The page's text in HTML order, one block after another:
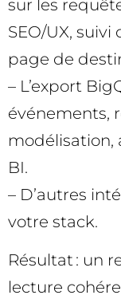
sur les
SEO/UX,
page de
– L’export
événements,
modélisation,
BI.
– D’autres
votre stack.
Résultat : un
lecture